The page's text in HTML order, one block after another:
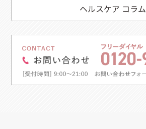
ヘルスケア コラム